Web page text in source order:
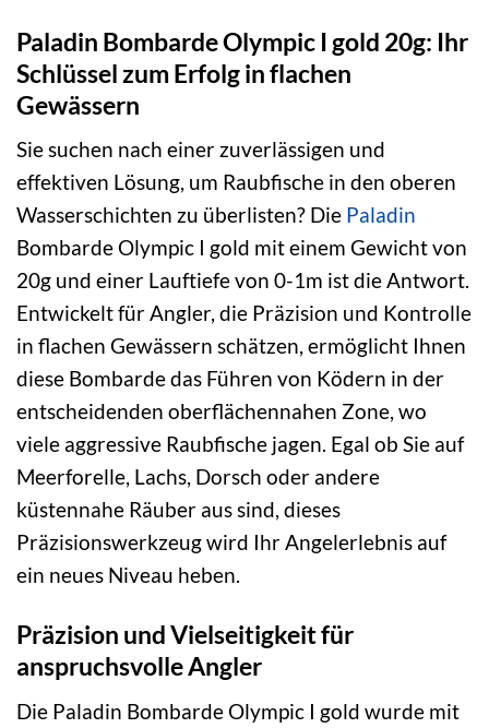
Paladin Bombarde Olympic I gold 20g: Ihr
Schlüssel zum Erfolg in flachen
Gewässern
Sie suchen nach einer zuverlässigen und
effektiven Lösung, um Raubfische in den oberen
Wasserschichten zu überlisten? Die Paladin
Bombarde Olympic I gold mit einem Gewicht von
20g und einer Lauftiefe von 0-1m ist die Antwort.
Entwickelt für Angler, die Präzision und Kontrolle
in flachen Gewässern schätzen, ermöglicht Ihnen
diese Bombarde das Führen von Ködern in der
entscheidenden oberflächennahen Zone, wo
viele aggressive Raubfische jagen. Egal ob Sie auf
Meerforelle, Lachs, Dorsch oder andere
küstennahe Räuber aus sind, dieses
Präzisionswerkzeug wird Ihr Angelerlebnis auf
ein neues Niveau heben.
Präzision und Vielseitigkeit für
anspruchsvolle Angler
Die Paladin Bombarde Olympic I gold wurde mit